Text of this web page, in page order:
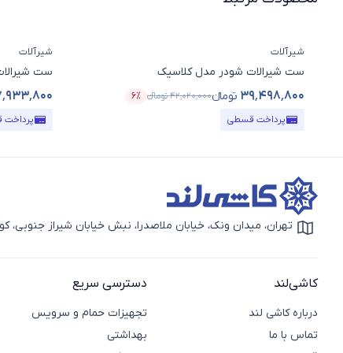
شیرآلات
ست شیرالات شودر مدل کلاسیک
۳۹٬۴۹۸٬۸۰۰ تومانء۴۲٬۰۲۰٬۰۰۰تومانء
قیمت محصول
۶٪
درصد تخفیف
پرداخت قسطی
شیرآلات
ست
قیمت
آیکون نقشه
تهران، میدان ونک، خیابان ملاصدرا، نبش خیابان شیراز جنوبی، کوچه بهار
کاشی‌لند
درباره کاشی لند
تماس با ما
دسترسی سریع
تجهیزات حمام و سرویس
بهداشتی